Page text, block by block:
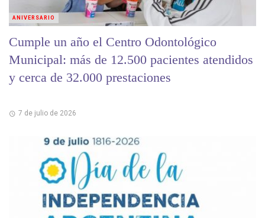
Cumple un año el Centro Odontológico
Municipal: más de 12.500 pacientes atendidos
y cerca de 32.000 prestaciones
7 de julio de 2026
ANIVERSARIO